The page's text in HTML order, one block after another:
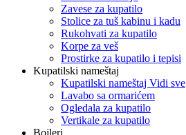
Zavese za kupatilo
Stolice za tuš kabinu i kadu
Rukohvati za kupatilo
Korpe za veš
Prostirke za kupatilo i tepisi
Kupatilski nameštaj
Kupatilski nameštaj Vidi sve
Lavabo sa ormarićem
Ogledala za kupatilo
Vertikale za kupatilo
Bojleri